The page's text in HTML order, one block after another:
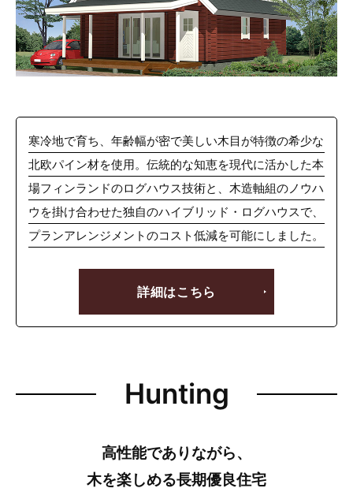
寒冷地で育ち、年齢幅が密で美しい木目が特徴の希少な
北欧パイン材を使用。伝統的な知恵を現代に活かした本
場フィンランドのログハウス技術と、木造軸組のノウハ
ウを掛け合わせた独自のハイブリッド・ログハウスで、
プランアレンジメントのコスト低減を可能にしました。
詳細はこちら
Hunting
高性能でありながら、
木を楽しめる長期優良住宅